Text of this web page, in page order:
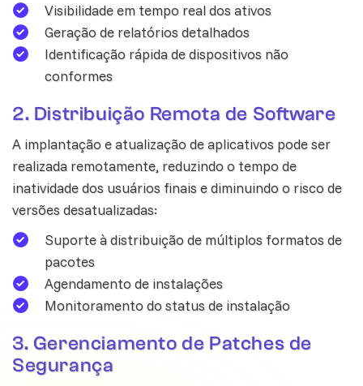
Visibilidade em tempo real dos ativos
Geração de relatórios detalhados
Identificação rápida de dispositivos não
conformes
2. Distribuição Remota de Software
A implantação e atualização de aplicativos pode ser
realizada remotamente, reduzindo o tempo de
inatividade dos usuários finais e diminuindo o risco de
versões desatualizadas:
Suporte à distribuição de múltiplos formatos de
pacotes
Agendamento de instalações
Monitoramento do status de instalação
3. Gerenciamento de Patches de
Segurança